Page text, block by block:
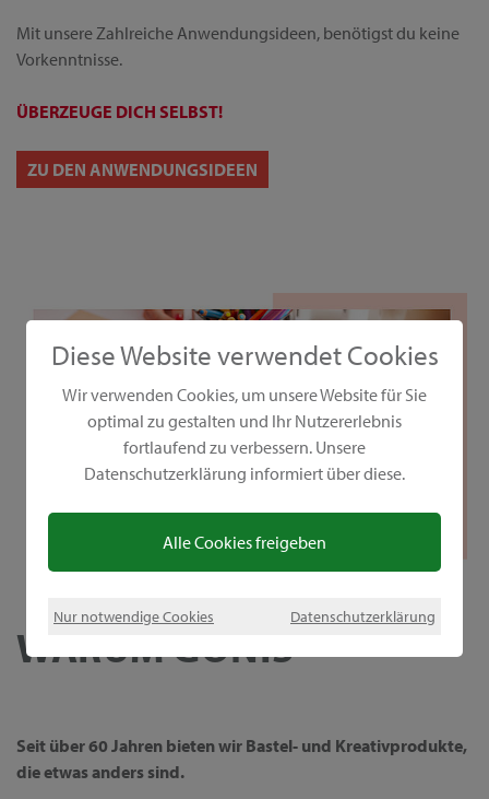
Diese Website verwendet Cookies
Wir verwenden Cookies, um unsere Website für Sie
optimal zu gestalten und Ihr Nutzererlebnis
fortlaufend zu verbessern. Unsere
Datenschutzerklärung informiert über diese.
Alle Cookies freigeben
Nur notwendige Cookies Datenschutzerklärung
Mit unsere Zahlreiche Anwendungsideen, benötigst du keine
Vorkenntnisse.
ÜBERZEUGE DICH SELBST!
ZU DEN ANWENDUNGSIDEEN
WARUM GONIS
Seit über 60 Jahren bieten wir Bastel- und Kreativprodukte,
die etwas anders sind.